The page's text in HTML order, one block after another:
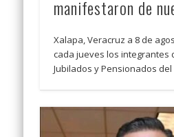
manifestaron de
Xalapa, Veracruz a 8 de
cada jueves los integrantes
Jubilados y Pensionados del